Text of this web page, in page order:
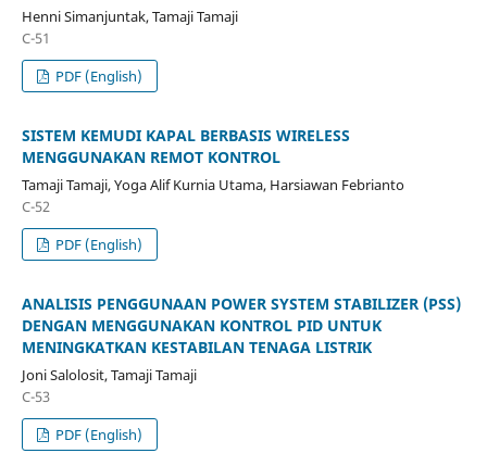
Henni Simanjuntak, Tamaji Tamaji
C-51
PDF (English)
SISTEM KEMUDI KAPAL BERBASIS WIRELESS
MENGGUNAKAN REMOT KONTROL
Tamaji Tamaji, Yoga Alif Kurnia Utama, Harsiawan Febrianto
C-52
PDF (English)
ANALISIS PENGGUNAAN POWER SYSTEM STABILIZER (PSS)
DENGAN MENGGUNAKAN KONTROL PID UNTUK
MENINGKATKAN KESTABILAN TENAGA LISTRIK
Joni Salolosit, Tamaji Tamaji
C-53
PDF (English)